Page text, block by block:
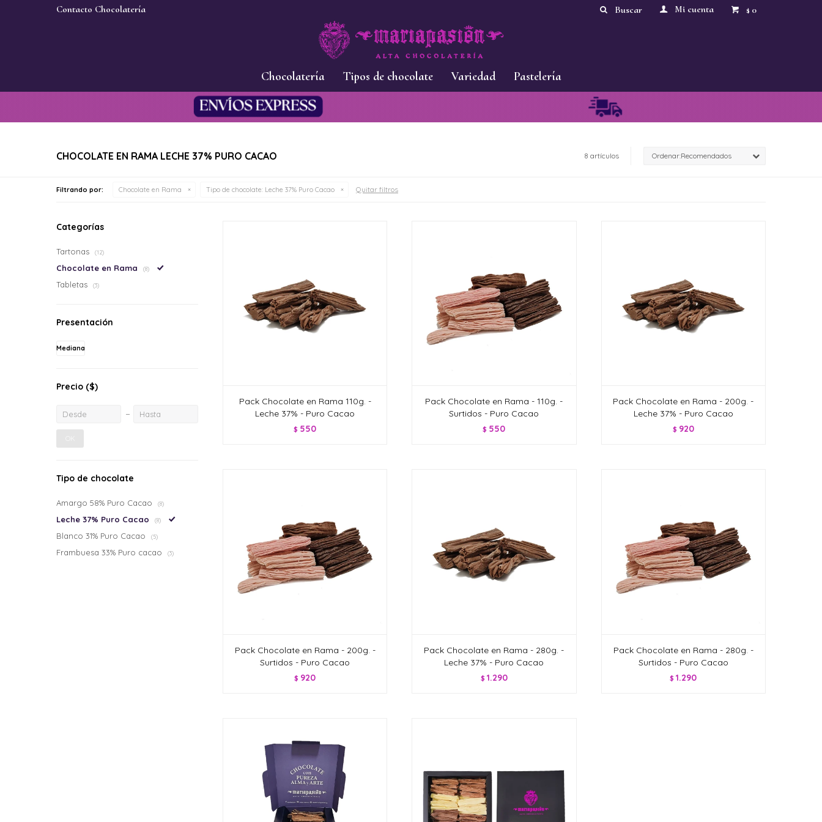
Chocolatería Tipos de chocolate Variedad Pastelería
$ 0
Contacto Chocolatería
CHOCOLATE EN RAMA LECHE 37% PURO CACAO 8 artículos Recomendados
Filtrando por: Chocolate en Rama Tipo de chocolate: Leche 37% Puro Cacao Quitar filtros
Pack Chocolate en Rama 110g. -
Leche 37% - Puro Cacao
$ 550
Pack Chocolate en Rama - 110g. -
Surtidos - Puro Cacao
$ 550
Pack Chocolate en Rama - 200g. -
Leche 37% - Puro Cacao
$ 920
Pack Chocolate en Rama - 200g. -
Surtidos - Puro Cacao
$ 920
Pack Chocolate en Rama - 280g. -
Leche 37% - Puro Cacao
$ 1.290
Pack Chocolate en Rama - 280g. -
Surtidos - Puro Cacao
$ 1.290
Categorías
Tartonas (12)
Chocolate en Rama (8)
Tabletas (3)
Presentación
Mediana
Precio ($)
Tipo de chocolate
Amargo 58% Puro Cacao (8)
Leche 37% Puro Cacao (8)
Blanco 31% Puro Cacao (5)
Frambuesa 33% Puro cacao (3)